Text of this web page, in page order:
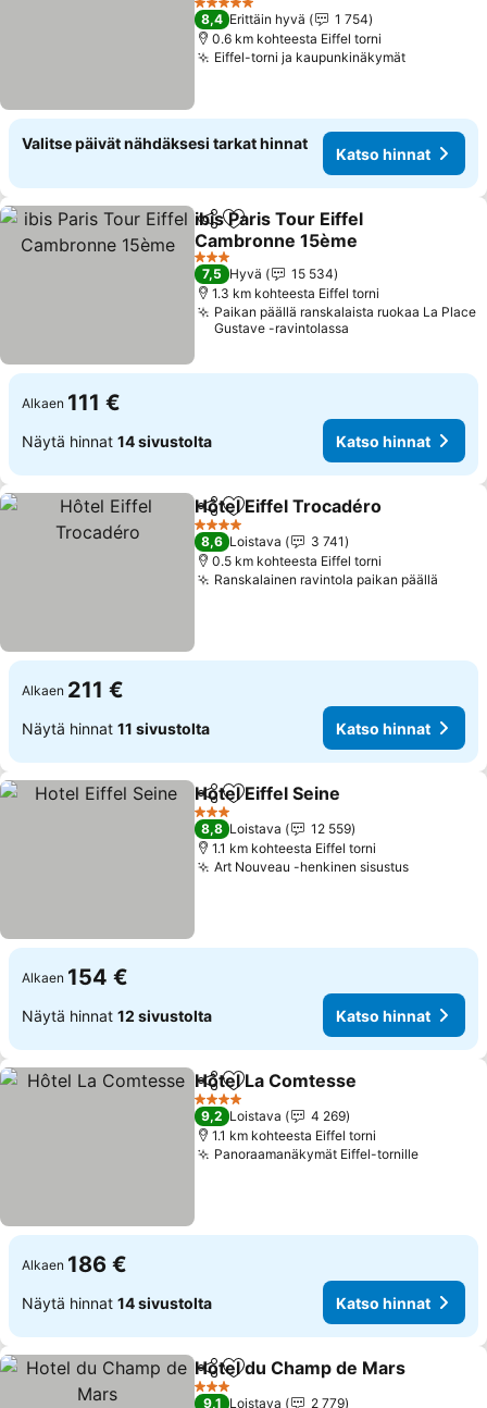
5 Tähtiluokitus
8,4 Erittäin hyvä
1 754
0.6 km kohteesta Eiffel torni
Eiffel-torni ja kaupunkinäkymät
Valitse päivät nähdäksesi tarkat hinnat
Katso hinnat
Jaa Lisää suosikkeihin
ibis Paris Tour Eiffel
Cambronne 15ème
3 Tähtiluokitus
7,5 Hyvä
15 534
1.3 km kohteesta Eiffel torni
Paikan päällä ranskalaista ruokaa La Place
Gustave -ravintolassa
Alkaen 111 €
Näytä hinnat 14 sivustolta Katso hinnat
Jaa Lisää suosikkeihin
Hôtel Eiffel Trocadéro
4 Tähtiluokitus
8,6 Loistava
3 741
0.5 km kohteesta Eiffel torni
Ranskalainen ravintola paikan päällä
Alkaen 211 €
Näytä hinnat 11 sivustolta Katso hinnat
Jaa Lisää suosikkeihin
Hotel Eiffel Seine
3 Tähtiluokitus
8,8 Loistava
12 559
1.1 km kohteesta Eiffel torni
Art Nouveau -henkinen sisustus
Alkaen 154 €
Näytä hinnat 12 sivustolta Katso hinnat
Jaa Lisää suosikkeihin
Hôtel La Comtesse
4 Tähtiluokitus
9,2 Loistava
4 269
1.1 km kohteesta Eiffel torni
Panoraamanäkymät Eiffel-tornille
Alkaen 186 €
Näytä hinnat 14 sivustolta Katso hinnat
Jaa Lisää suosikkeihin
Hotel du Champ de Mars
3 Tähtiluokitus
9,1 Loistava 2 779